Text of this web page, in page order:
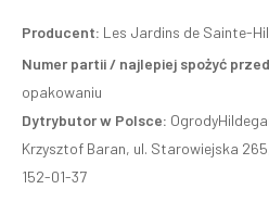
Producent: Les Jardins de Sainte-
Numer partii / najlepiej spożyć
opakowaniu
Dytrybutor w Polsce:
Krzysztof Baran, ul. Starowiejska
152-01-37